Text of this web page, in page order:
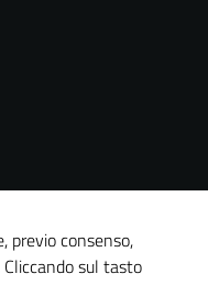
previo consenso,
sul tasto